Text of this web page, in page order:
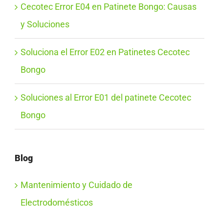
Cecotec Error E04 en Patinete Bongo: Causas
y Soluciones
Soluciona el Error E02 en Patinetes Cecotec
Bongo
Soluciones al Error E01 del patinete Cecotec
Bongo
Blog
Mantenimiento y Cuidado de
Electrodomésticos